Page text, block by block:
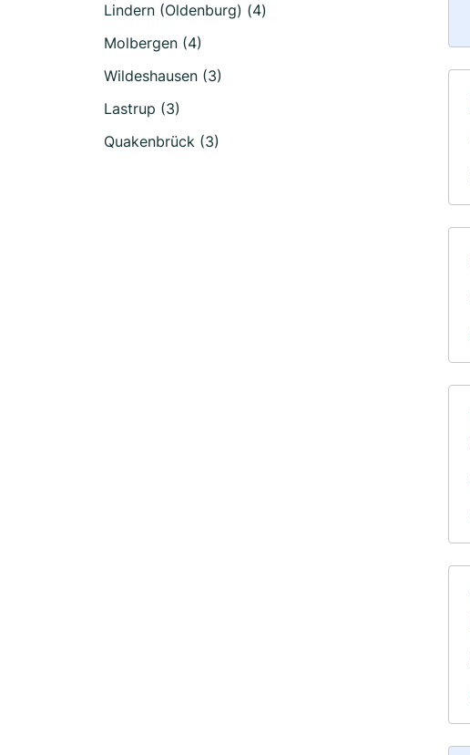
Lindern (Oldenburg) (4)
Molbergen (4)
Wildeshausen (3)
Lastrup (3)
Quakenbrück (3)